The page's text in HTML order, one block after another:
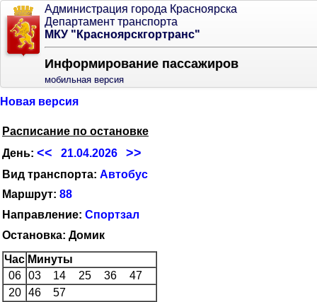
Администрация города Красноярска
Департамент транспорта
МКУ "Красноярскгортранс"
Информирование пассажиров
мобильная версия
Новая версия
Расписание по остановке
День: << 21.04.2026 >>
Вид транспорта: Автобус
Маршрут: 88
Направление: Спортзал
Остановка: Домик
Час Минуты
06
03 14 25 36
47
20
46
57